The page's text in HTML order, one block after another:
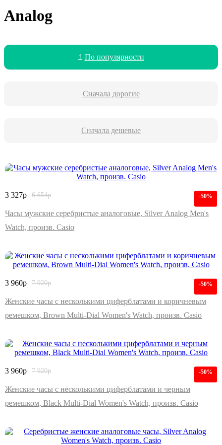
Analog
По популярности
Сначала дорогие
Сначала дешевые
-50%
3 327р 6 654р
Часы мужские серебристые аналоговые, Silver Analog Men's
Watch, произв. Casio
-50%
3 960р 7 920р
Женские часы с несколькими циферблатами и коричневым
ремешком, Brown Multi-Dial Women's Watch, произв. Casio
-50%
3 960р 7 920р
Женские часы с несколькими циферблатами и черным
ремешком, Black Multi-Dial Women's Watch, произв. Casio